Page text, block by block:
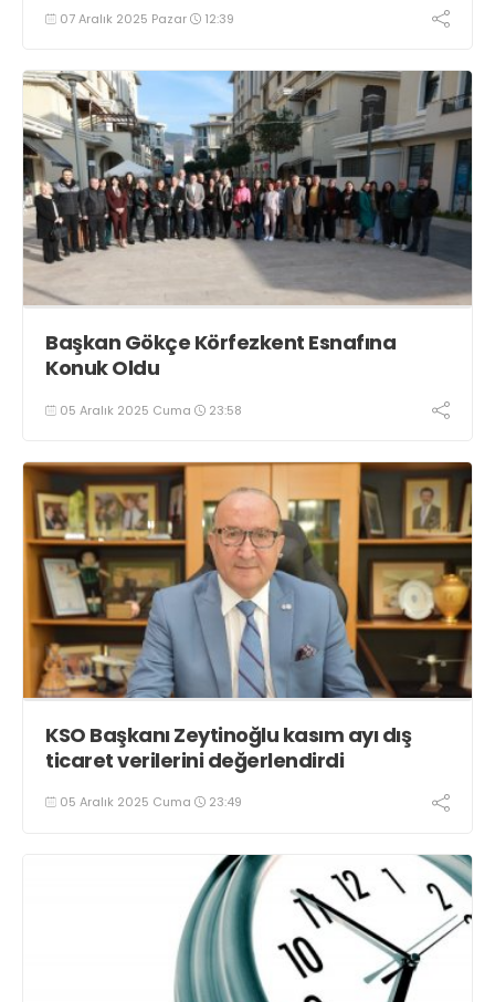
07 Aralık 2025 Pazar 12:39
Başkan Gökçe Körfezkent Esnafına
Konuk Oldu
05 Aralık 2025 Cuma 23:58
KSO Başkanı Zeytinoğlu kasım ayı dış
ticaret verilerini değerlendirdi
05 Aralık 2025 Cuma 23:49